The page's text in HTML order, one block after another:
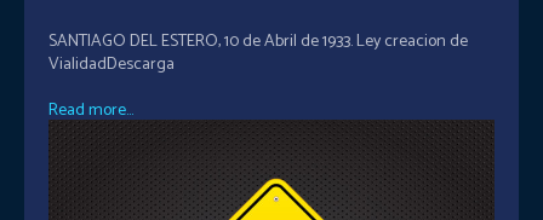
SANTIAGO DEL ESTERO, 10 de Abril de 1933. Ley creacion de
VialidadDescarga
Read more...